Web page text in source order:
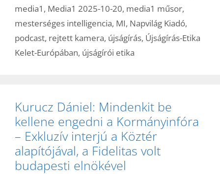
media1 , Media1 2025-10-20, media1 műsor,
mesterséges intelligencia, MI, Napvilág Kiadó,
podcast, rejtett kamera, újságírás, Újságírás-Etika
Kelet-Európában, újságírói etika
Kurucz Dániel: Mindenkit be
kellene engedni a Kormányinfóra
– Exkluzív interjú a Köztér
alapítójával, a Fidelitas volt
budapesti elnökével